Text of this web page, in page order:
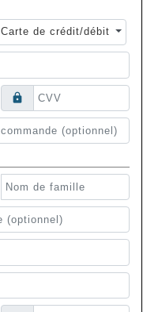
Carte de crédit/débit
lock